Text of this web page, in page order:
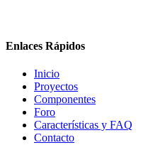
Enlaces Rápidos
Inicio
Proyectos
Componentes
Foro
Características y FAQ
Contacto